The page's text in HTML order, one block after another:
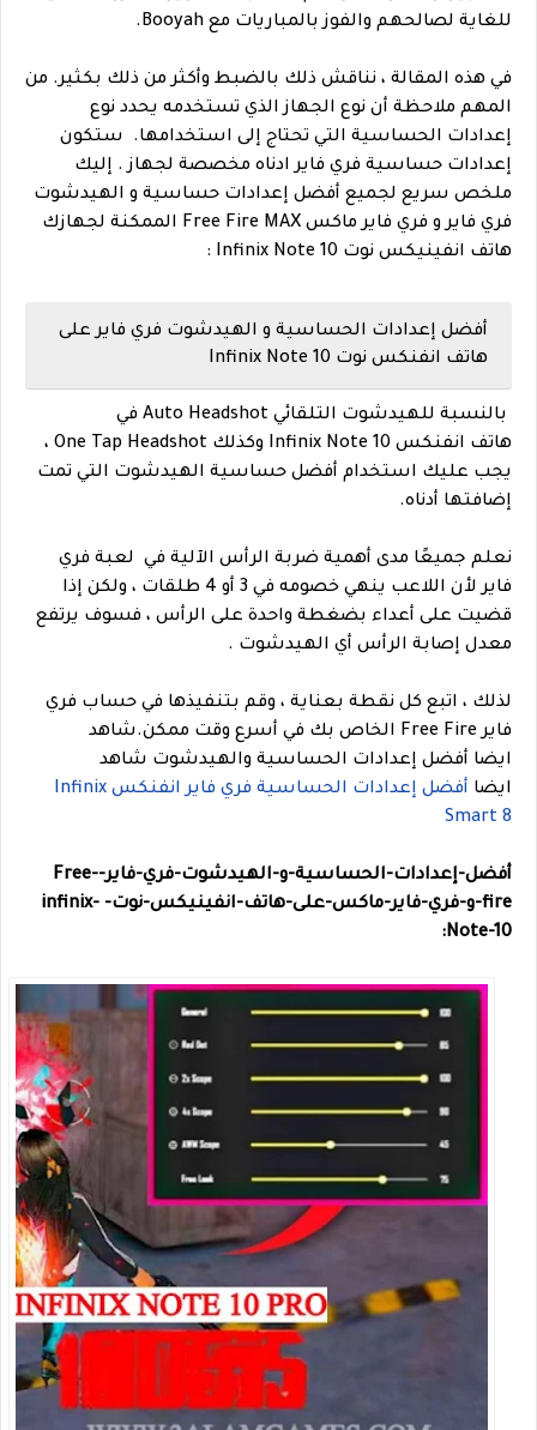
للغاية لصالحهم والفوز بالمباريات مع Booyah.
في هذه المقالة ، نناقش ذلك بالضبط وأكثر من ذلك بكثير. من
المهم ملاحظة أن نوع الجهاز الذي تستخدمه يحدد نوع
إعدادات الحساسية التي تحتاج إلى استخدامها.
ستكون
إعدادات حساسية فري فاير ادناه مخصصة لجهاز . إليك
ملخص سريع لجميع أفضل إعدادات حساسية و الهيدشوت
فري فاير و فري فاير ماكس Free Fire MAX الممكنة لجهازك
هاتف انفينيكس نوت Infinix Note 10 :
أفضل إعدادات الحساسية و الهيدشوت فري فاير على
هاتف انفنكس نوت Infinix Note 10
بالنسبة للهيدشوت التلقائي Auto Headshot في
هاتف انفنكس Infinix Note 10 وكذلك One Tap Headshot ،
يجب عليك استخدام أفضل حساسية الهيدشوت التي تمت
إضافتها أدناه.
نعلم جميعًا مدى أهمية ضربة الرأس الآلية في لعبة فري
فاير لأن اللاعب ينهي خصومه في 3 أو 4 طلقات ، ولكن إذا
قضيت على أعداء بضغطة واحدة على الرأس ، فسوف يرتفع
معدل إصابة الرأس أي الهيدشوت .
لذلك ، اتبع كل نقطة بعناية ، وقم بتنفيذها في حساب فري
فاير Free Fire الخاص بك في أسرع وقت ممكن.
شاهد
ايضا أفضل إعدادات الحساسية والهيدشوت شاهد
ايضا
أفضل إعدادات الحساسية فري فاير انفنكس Infinix
Smart 8
أفضل-إعدادات-الحساسية-و-الهيدشوت-فري-فاير-Free-
fire-و-فري-فاير-ماكس-على-هاتف-انفينيكس-نوت- infinix-
Note-10: